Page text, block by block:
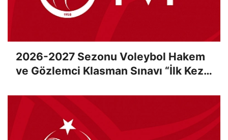
2026-2027 Sezonu Voleybol Hakem
ve Gözlemci Klasman Sınavı “İlk Kez”